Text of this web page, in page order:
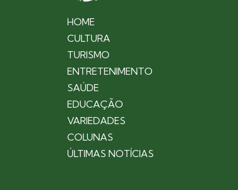
HOME
CULTURA
TURISMO
ENTRETENIMENTO
SAÚDE
EDUCAÇÃO
VARIEDADES
COLUNAS
ÚLTIMAS NOTÍCIAS